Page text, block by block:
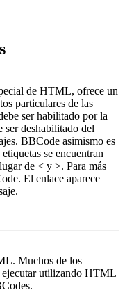
de HTML, ofrece un
particulares de las
ser habilitado por la
ser deshabilitado del
BBCode asimismo es
se encuentran
de < y >. Para más
El enlace aparece
Muchos de los
ejecutar utilizando HTML